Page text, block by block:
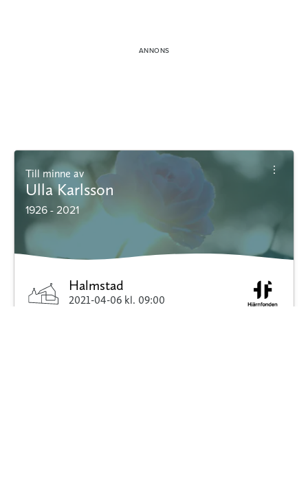
Till minne av
Ulla Karlsson
1926 - 2021
Halmstad
2021-04-06 kl. 09:00